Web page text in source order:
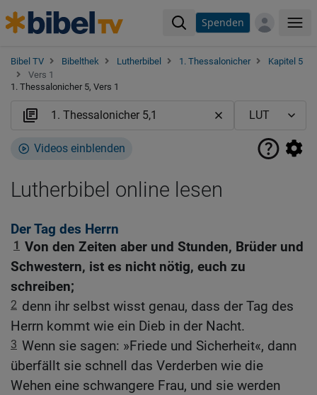
Spenden
Bibel TV Bibelthek Lutherbibel 1. Thessalonicher
Kapitel 5
Vers 1
1. Thessalonicher 5, Vers 1
Videos einblenden
Lutherbibel online lesen
Der Tag des Herrn
1 Von den Zeiten aber und Stunden, Brüder und
Schwestern, ist es nicht nötig, euch zu
schreiben;
2 denn ihr selbst wisst genau, dass der Tag des
Herrn kommt wie ein Dieb in der Nacht.
3 Wenn sie sagen: »Friede und Sicherheit«, dann
überfällt sie schnell das Verderben wie die
Wehen eine schwangere Frau, und sie werden